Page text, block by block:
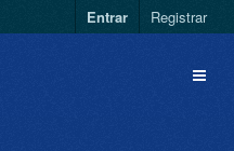
Entrar Registrar